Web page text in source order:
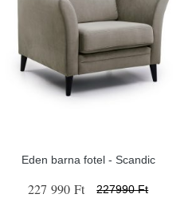
Eden barna fotel - Scandic
227 990 Ft 227990 Ft